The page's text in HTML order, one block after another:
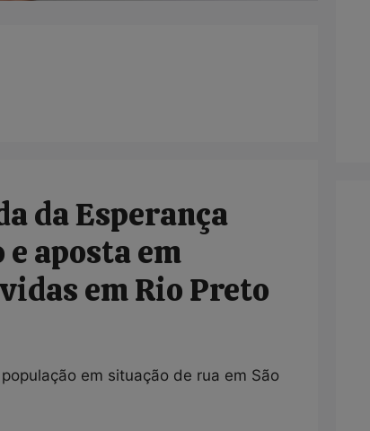
da Esperança
aposta em
em Rio Preto
em situação de rua em São